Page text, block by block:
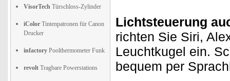
VisorTech Türschloss-Zylinder
iColor Tintenpatronen für Canon
Drucker
infactory Poolthermometer Funk
revolt Tragbare Powerstations
Lichtsteuerung
richten Sie Siri,
Leuchtkugel ein.
bequem per